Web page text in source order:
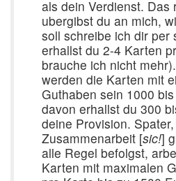
als dein Verdienst. Das
ubergibst du an mich,
soll schreibe ich dir per
erhallst du 2-4 Karten
brauche ich nicht
werden die Karten mit
Guthaben sein 1000
davon erhallst du 300
deine Provision.
Zusammenarbeit [sic!]
alle Regel befolgst,
Karten mit maximalen